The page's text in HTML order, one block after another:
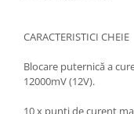
CARACTERISTICI CHEIE
Blocare puternică a
12000mV (12V).
10 x punți de curent